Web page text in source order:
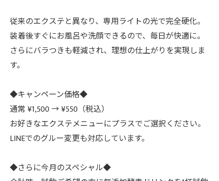
従来のエクステと異なり、専用ライトの光で完全硬化。
装着後すぐにお風呂や洗顔できるので、毎日が快適に。
さらにバラつきも軽減され、理想の仕上がりを実現しま
す。
◆キャンペーン価格◆
通常 ¥1,500 → ¥550（税込）
お好きなエクステメニューにプラスでご選択ください。
LINEでのグルー変更も対応しています。
◆さらに今月のスペシャル◆